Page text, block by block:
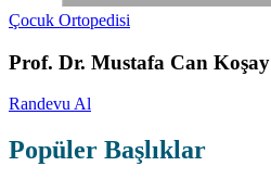
Çocuk Ortopedisi
Prof. Dr. Mustafa Can Koşay
Randevu Al
Popüler Başlıklar